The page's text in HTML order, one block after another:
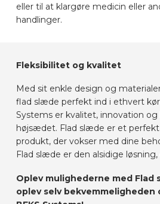
eller til at klargøre medicin eller
handlinger.
Fleksibilitet og kvalitet
Med sit enkle design og
flad slæde perfekt ind i ethvert
Systems er kvalitet, innovation
højsædet. Flad slæde er et
produkt, der vokser med dine
Flad slæde er den alsidige
Oplev mulighederne med Flad
oplev selv